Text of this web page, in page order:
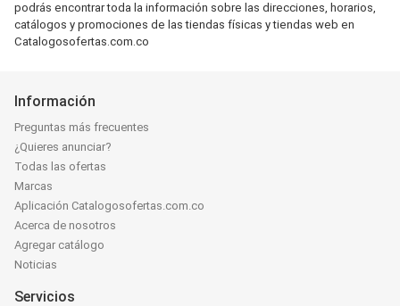
podrás encontrar toda la información sobre las direcciones, horarios,
catálogos y promociones de las tiendas físicas y tiendas web en
Catalogosofertas.com.co
Información
Preguntas más frecuentes
¿Quieres anunciar?
Todas las ofertas
Marcas
Aplicación Catalogosofertas.com.co
Acerca de nosotros
Agregar catálogo
Noticias
Servicios